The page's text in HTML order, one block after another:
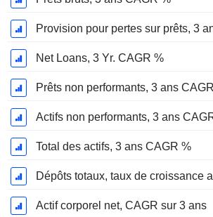
Provision pour pertes sur prêts, 3
Net Loans, 3 Yr. CAGR %
Prêts non performants, 3 ans
Actifs non performants, 3 ans
Total des actifs, 3 ans CAGR %
Actif corporel net, CAGR sur 3 ans